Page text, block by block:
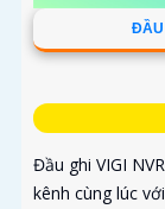
ĐẦU
Đầu ghi VIGI
kênh cùng lúc